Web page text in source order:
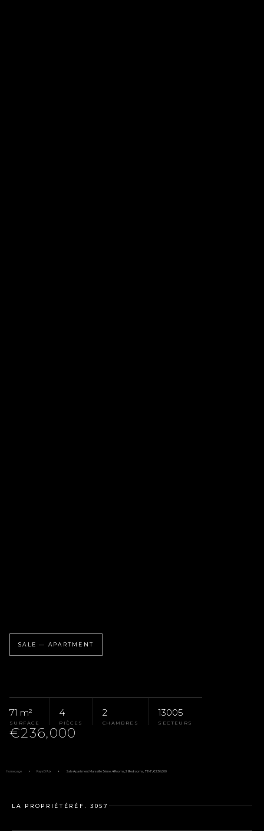
SALE — APARTMENT
71 m²
SURFACE
4
PIÈCES
2
CHAMBRES
13005
SECTEURS
€236,000
Homepage Pays D'Aix Sale Apartment Marseille 5ème, 4 Rooms, 2 Bedrooms, 71 M², €236,000
LA PROPRIÉTÉ RÉF. 3057